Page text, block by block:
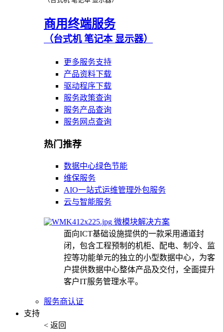
商用终端服务
（台式机 笔记本 显示器）
更多服务支持
产品资料下载
驱动程序下载
服务政策查询
服务产品查询
服务网点查询
热门推荐
数据中心绿色节能
维保服务
AIO一站式运维管理外包服务
云与智能服务
微模块解决方案
面向ICT基础设施提供的一款采用通道封
闭，包含工程预制的机柜、配电、制冷、监
控等功能单元的独立的小型数据中心，为客
户提供数据中心整体产品及交付，全面提升
客户IT服务管理水平。
服务商认证
支持
< 返回